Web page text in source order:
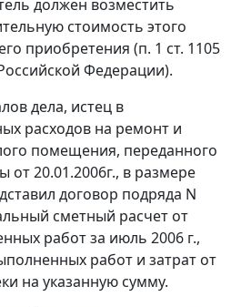
должен возместить
стоимость этого
приобретения (п. 1 ст. 1105
Федерации).
дела, истец в
расходов на ремонт и
помещения, переданного
от 20.01.2006г., в размере
договор подряда N
сметный расчет от
работ за июль 2006 г.,
работ и затрат от
на указанную сумму.